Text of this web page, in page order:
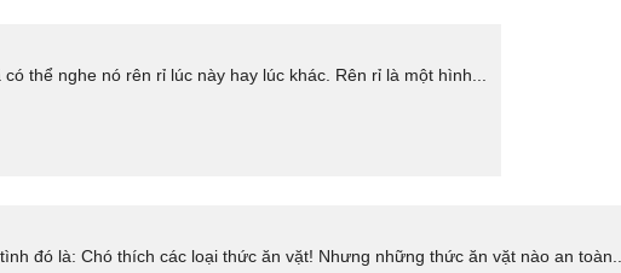
thể nghe nó rên rỉ lúc này hay lúc khác. Rên rỉ là một hình...
đó là: Chó thích các loại thức ăn vặt! Nhưng những thức ăn vặt nào an toàn...